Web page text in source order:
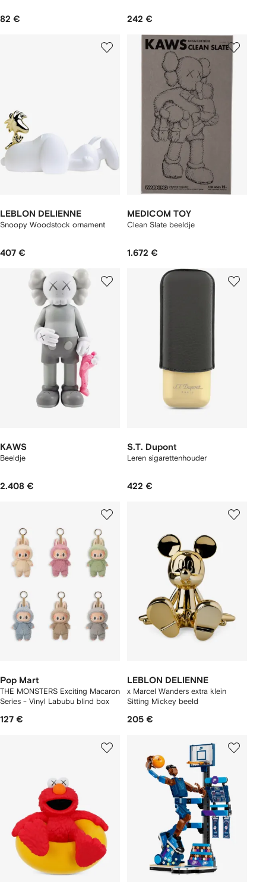
82 € 242 €
LEBLON DELIENNE
Snoopy Woodstock ornament
407 €
MEDICOM TOY
Clean Slate beeldje
1.672 €
KAWS
Beeldje
2.408 €
S.T. Dupont
Leren sigarettenhouder
422 €
Pop Mart
THE MONSTERS Exciting Macaron
Series - Vinyl Labubu blind box
127 €
LEBLON DELIENNE
x Marcel Wanders extra klein
Sitting Mickey beeld
205 €